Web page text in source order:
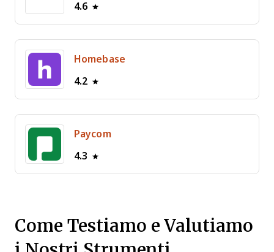
4.6
Homebase
4.2
Paycom
4.3
Come Testiamo e Valutiamo